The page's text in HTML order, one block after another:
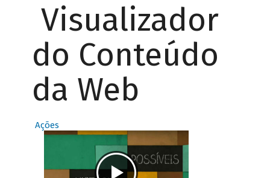
Visualizador
do Conteúdo
da Web
Ações